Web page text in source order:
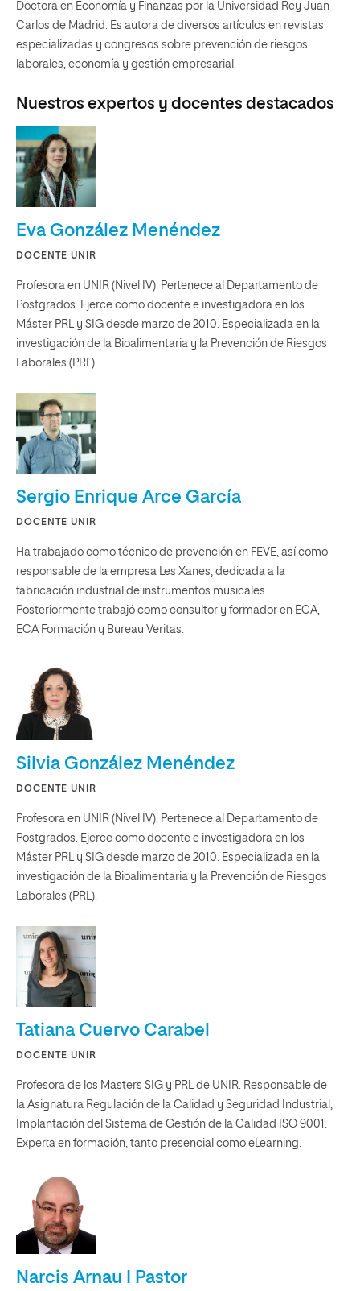
Doctora en Economía y Finanzas por la Universidad Rey Juan
Carlos de Madrid. Es autora de diversos artículos en revistas
especializadas y congresos sobre prevención de riesgos
laborales, economía y gestión empresarial.
Nuestros expertos y docentes destacados
Eva González Menéndez
DOCENTE UNIR
Profesora en UNIR (Nivel IV). Pertenece al Departamento de
Postgrados. Ejerce como docente e investigadora en los
Máster PRL y SIG desde marzo de 2010. Especializada en la
investigación de la Bioalimentaria y la Prevención de Riesgos
Laborales (PRL).
Sergio Enrique Arce García
DOCENTE UNIR
Ha trabajado como técnico de prevención en FEVE, así como
responsable de la empresa Les Xanes, dedicada a la
fabricación industrial de instrumentos musicales.
Posteriormente trabajó como consultor y formador en ECA,
ECA Formación y Bureau Veritas.
Silvia González Menéndez
DOCENTE UNIR
Profesora en UNIR (Nivel IV). Pertenece al Departamento de
Postgrados. Ejerce como docente e investigadora en los
Máster PRL y SIG desde marzo de 2010. Especializada en la
investigación de la Bioalimentaria y la Prevención de Riesgos
Laborales (PRL).
Tatiana Cuervo Carabel
DOCENTE UNIR
Profesora de los Masters SIG y PRL de UNIR. Responsable de
la Asignatura Regulación de la Calidad y Seguridad Industrial,
Implantación del Sistema de Gestión de la Calidad ISO 9001.
Experta en formación, tanto presencial como eLearning.
Narcis Arnau I Pastor